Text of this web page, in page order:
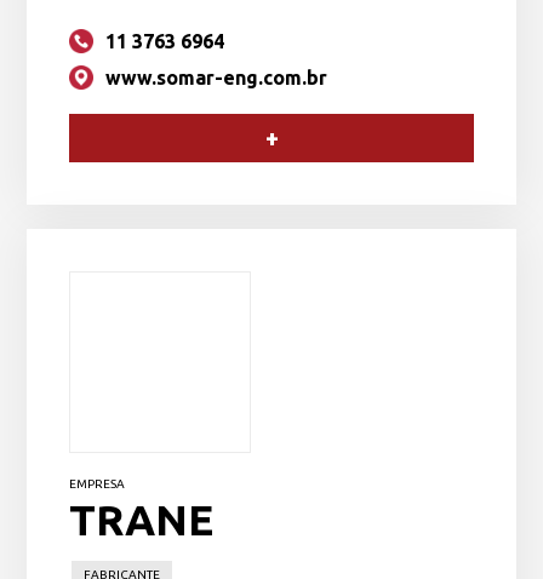
11 3763 6964
www.somar-eng.com.br
+
EMPRESA
TRANE
FABRICANTE